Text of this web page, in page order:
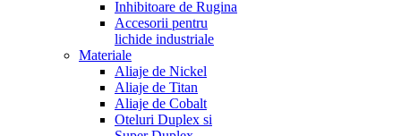
Inhibitoare de Rugina
Accesorii pentru
lichide industriale
Materiale
Aliaje de Nickel
Aliaje de Titan
Aliaje de Cobalt
Oteluri Duplex si